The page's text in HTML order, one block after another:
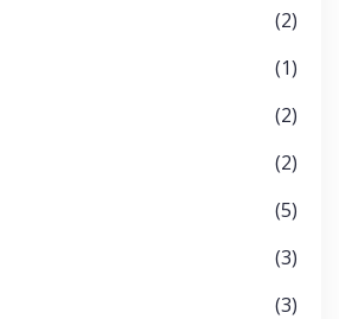
(2)
(1)
(2)
(2)
(5)
(3)
(3)